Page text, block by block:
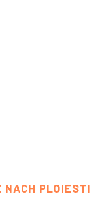
NACH PLOIESTI